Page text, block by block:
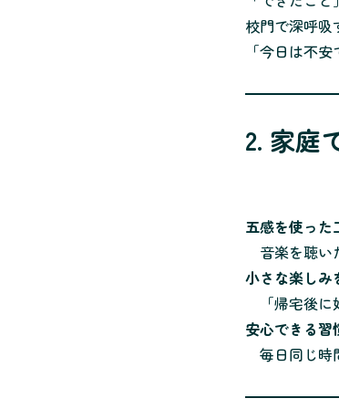
校門で深呼吸
「今日は不
2. 家庭
五感を使った
音楽を聴い
小さな楽しみ
「帰宅後に
安心できる習
毎日同じ時